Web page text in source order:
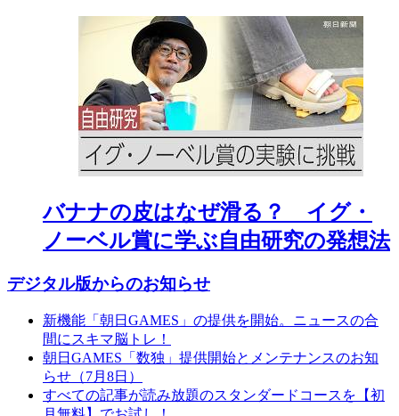
バナナの皮はなぜ滑る？ イグ・
ノーベル賞に学ぶ自由研究の発想法
デジタル版からのお知らせ
新機能「朝日GAMES」の提供を開始。ニュースの合
間にスキマ脳トレ！
朝日GAMES「数独」提供開始とメンテナンスのお知
らせ（7月8日）
すべての記事が読み放題のスタンダードコースを【初